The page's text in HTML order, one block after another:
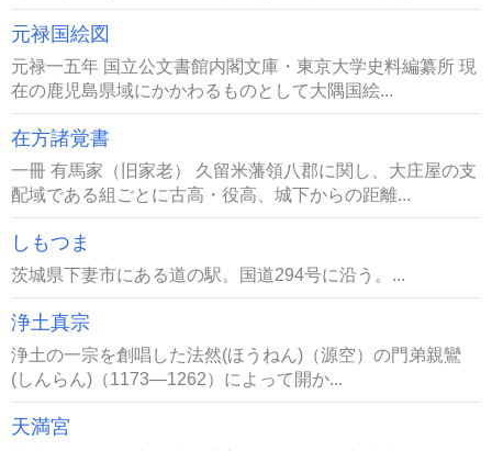
元禄国絵図
元禄一五年 国立公文書館内閣文庫・東京大学史料編纂所 現
在の鹿児島県域にかかわるものとして大隅国絵...
在方諸覚書
一冊 有馬家（旧家老） 久留米藩領八郡に関し、大庄屋の支
配域である組ごとに古高・役高、城下からの距離...
しもつま
茨城県下妻市にある道の駅。国道294号に沿う。...
浄土真宗
浄土の一宗を創唱した法然(ほうねん)（源空）の門弟親鸞
(しんらん)（1173―1262）によって開か...
天満宮